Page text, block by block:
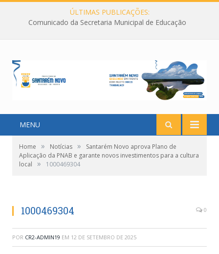
ÚLTIMAS PUBLICAÇÕES:
Comunicado da Secretaria Municipal de Educação
MENU
Home » Notícias »
Santarém Novo aprova Plano de
Aplicação da PNAB e garante novos investimentos para a cultura
local
» 1000469304
1000469304 0
POR CR2-ADMIN19 EM 12 DE SETEMBRO DE 2025